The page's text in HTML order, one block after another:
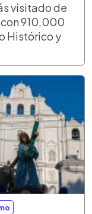
visitado de
con 910,000
Histórico y